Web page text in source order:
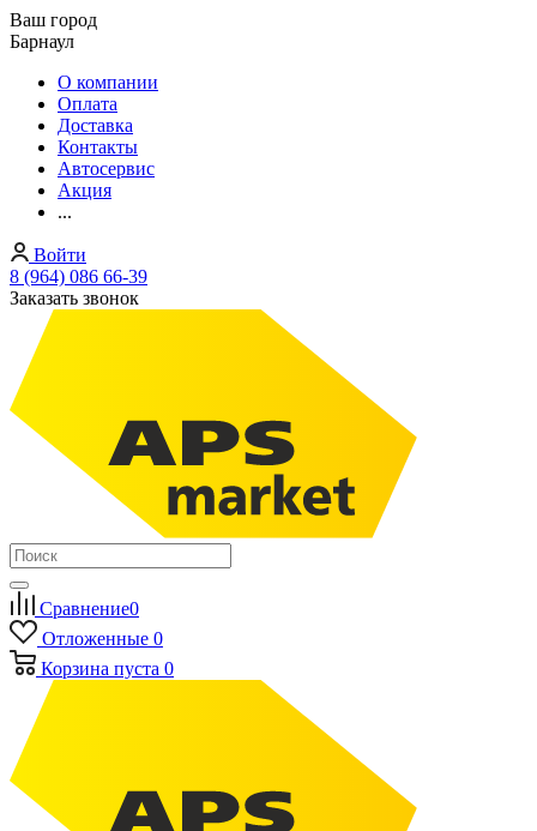
Ваш город
Барнаул
О компании
Оплата
Доставка
Контакты
Автосервис
Акция
...
Войти
8 (964) 086 66-39
Заказать звонок
Сравнение0
Отложенные 0
Корзина пуста 0